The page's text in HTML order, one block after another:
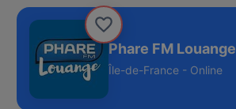
Phare FM Louange
Île-de-France - Online